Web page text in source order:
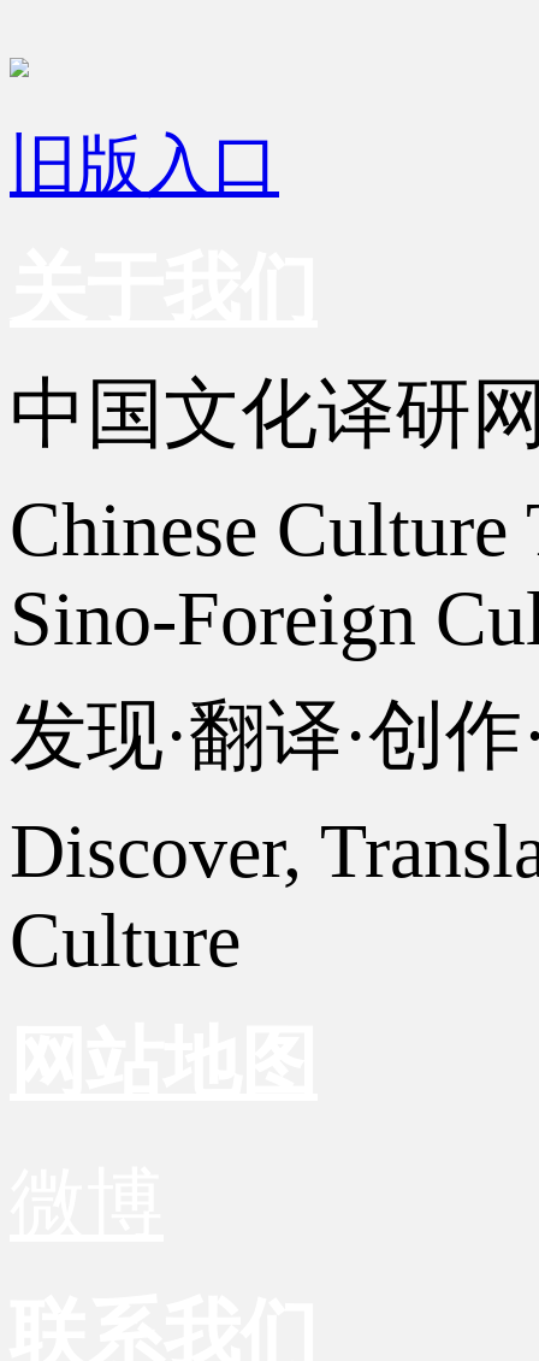
旧版入口
中国文化译研
Chinese
Sino-Foreign
发现·翻译·创
Discover,
Culture